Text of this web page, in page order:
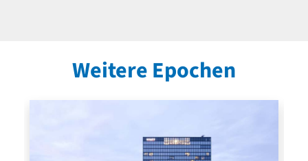
Weitere Epochen